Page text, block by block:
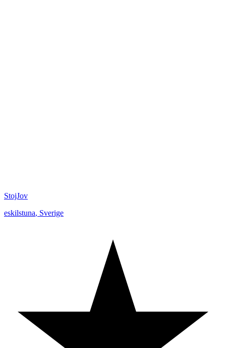
StojJov
eskilstuna, Sverige